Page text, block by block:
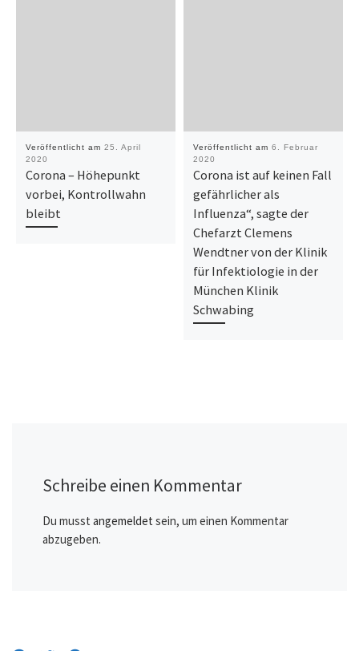
Veröffentlicht am 25. April
2020
Corona – Höhepunkt
vorbei, Kontrollwahn
bleibt
Veröffentlicht am 6. Februar
2020
Corona ist auf keinen Fall
gefährlicher als
Influenza“, sagte der
Chefarzt Clemens
Wendtner von der Klinik
für Infektiologie in der
München Klinik
Schwabing
Schreibe einen Kommentar
Du musst angemeldet sein, um einen Kommentar
abzugeben.